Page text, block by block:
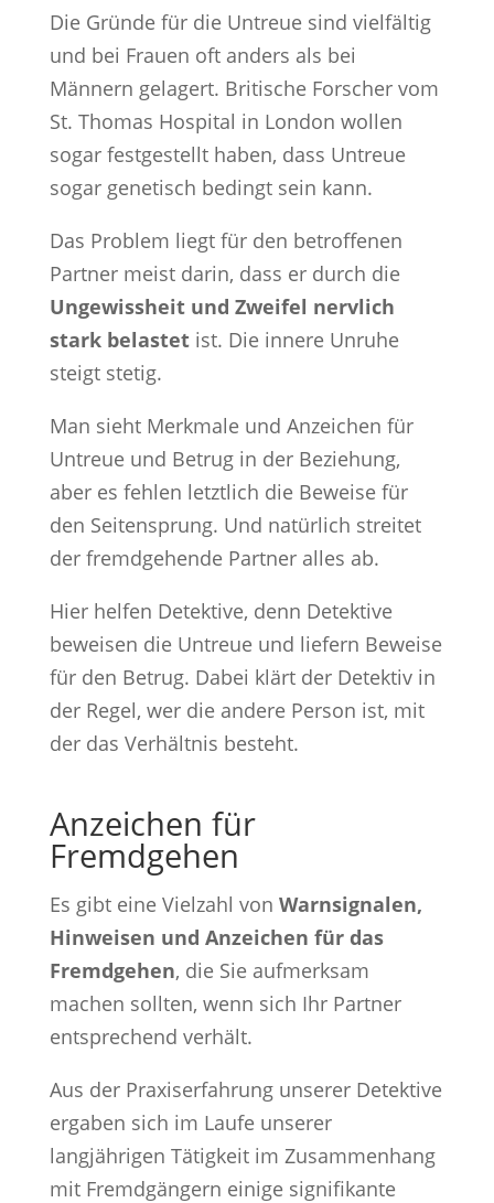
Die Gründe für die Untreue sind vielfältig
und bei Frauen oft anders als bei
Männern gelagert. Britische Forscher vom
St. Thomas Hospital in London wollen
sogar festgestellt haben, dass Untreue
sogar genetisch bedingt sein kann.
Das Problem liegt für den betroffenen
Partner meist darin, dass er durch die
Ungewissheit und Zweifel nervlich
stark belastetist. Die innere Unruhe
steigt stetig.
Man sieht Merkmale und Anzeichen für
Untreue und Betrug in der Beziehung,
aber es fehlen letztlich die Beweise für
den Seitensprung. Und natürlich streitet
der fremdgehende Partner alles ab.
Hier helfen Detektive, denn Detektive
beweisen die Untreue und liefern Beweise
für den Betrug. Dabei klärt der Detektiv in
der Regel, wer die andere Person ist, mit
der das Verhältnis besteht.
Anzeichen für
Fremdgehen
Es gibt eine Vielzahl von Warnsignalen,
Hinweisen und Anzeichen für das
Fremdgehen, die Sie aufmerksam
machen sollten, wenn sich Ihr Partner
entsprechend verhält.
Aus der Praxiserfahrung unserer Detektive
ergaben sich im Laufe unserer
langjährigen Tätigkeit im Zusammenhang
mit Fremdgängern einige signifikante